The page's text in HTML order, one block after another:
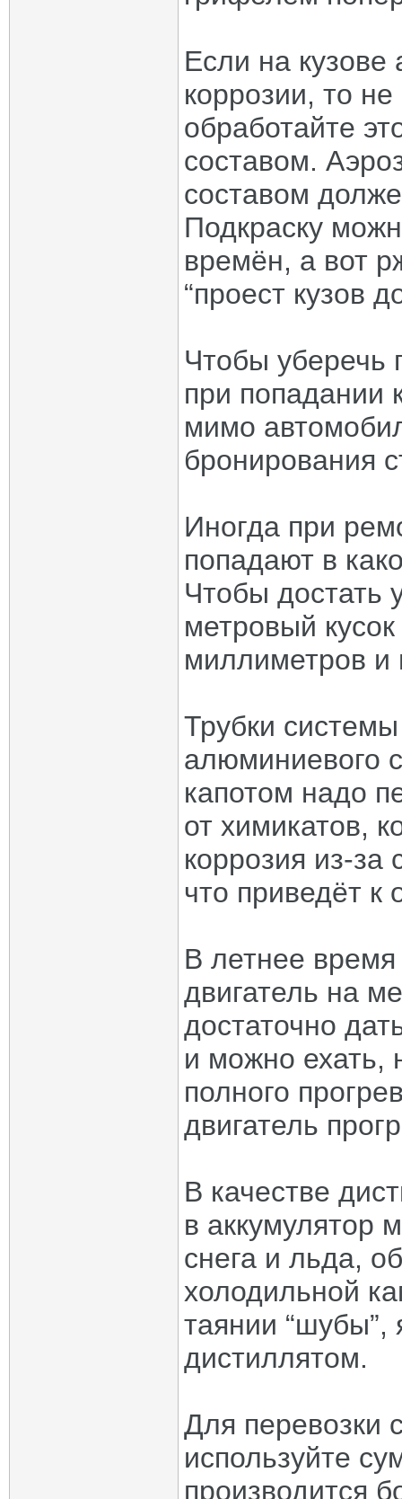
Если на
коррозии, то
обработайте
составом.
составом
Подкраску
времён, а вот
“проест кузов
Чтобы уберечь
при попадании
мимо
бронирования
Иногда при
попадают в
Чтобы достать
метровый
миллиметров и
Трубки
алюминиевого
капотом надо
от химикатов,
коррозия из-за
что приведёт к
В летнее время
двигатель на
достаточно
и можно ехать,
полного
двигатель
В качестве
в аккумулятор
снега и льда,
холодильной
таянии “шубы”,
дистиллятом.
Для перевозки
используйте
производится